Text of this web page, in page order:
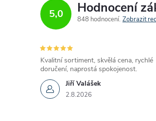
5,0 Hodnocení
848 hodnocení Zobrazit
Jiří Valášek
2.8.2026
Kvalitní sortiment, skvělá cena, rychlé
doručení, naprostá spokojenost.